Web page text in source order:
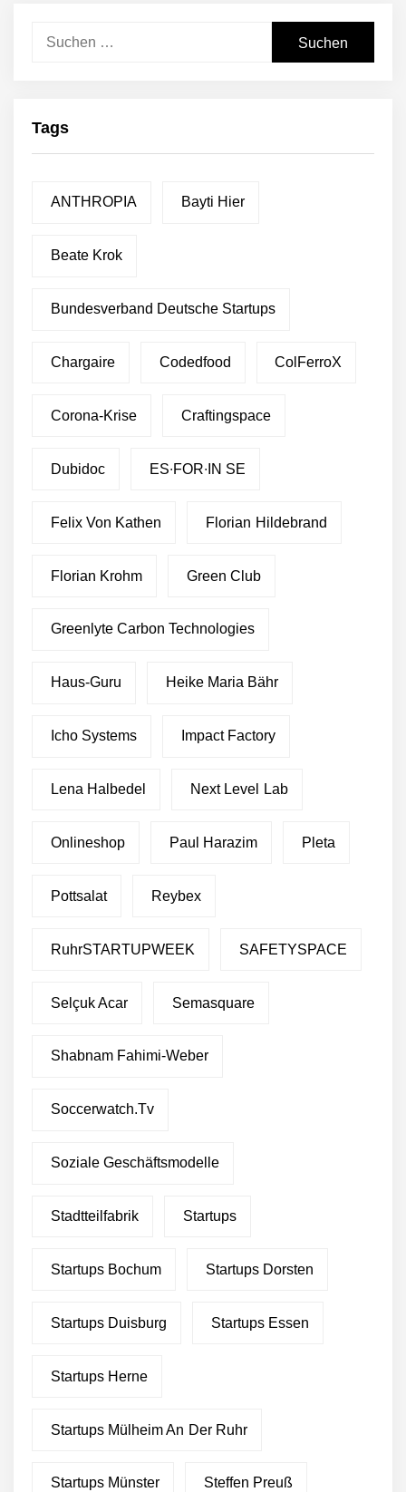
Tags
ANTHROPIA Bayti Hier
Beate Krok
Bundesverband Deutsche Startups
Chargaire Codedfood ColFerroX
Corona-Krise Craftingspace
Dubidoc ES∙FOR∙IN SE
Felix Von Kathen Florian Hildebrand
Florian Krohm Green Club
Greenlyte Carbon Technologies
Haus-Guru Heike Maria Bähr
Icho Systems Impact Factory
Lena Halbedel Next Level Lab
Onlineshop Paul Harazim Pleta
Pottsalat Reybex
RuhrSTARTUPWEEK SAFETYSPACE
Selçuk Acar Semasquare
Shabnam Fahimi-Weber
Soccerwatch.tv
Soziale Geschäftsmodelle
Stadtteilfabrik Startups
Startups Bochum Startups Dorsten
Startups Duisburg Startups Essen
Startups Herne
Startups Mülheim An Der Ruhr
Startups Münster Steffen Preuß